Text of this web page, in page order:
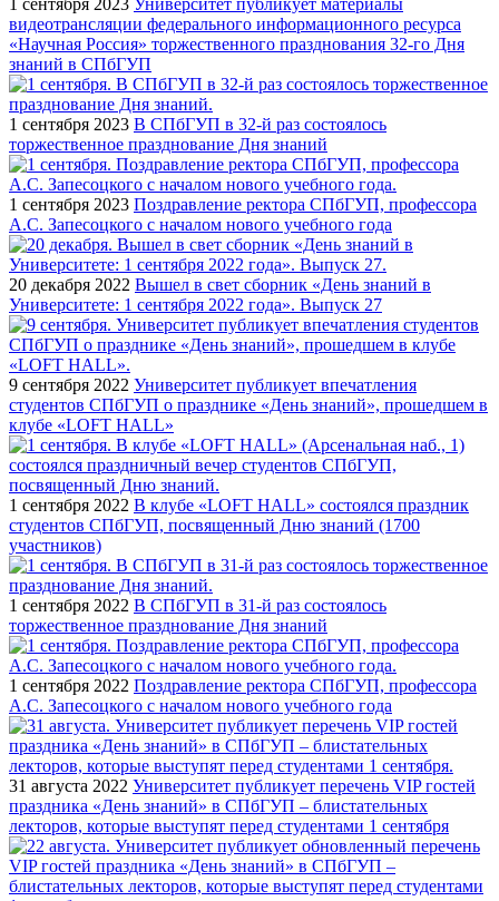
видеотрансляции федерального информационного ресурса
«Научная Россия» торжественного празднования 32-го Дня
знаний в СПбГУП
1 сентября 2023 В СПбГУП в 32-й раз состоялось
торжественное празднование Дня знаний
1 сентября 2023 Поздравление ректора СПбГУП, профессора
А.С. Запесоцкого с началом нового учебного года
20 декабря 2022 Вышел в свет сборник «День знаний в
Университете: 1 сентября 2022 года». Выпуск 27
9 сентября 2022 Университет публикует впечатления
студентов СПбГУП о празднике «День знаний», прошедшем в
клубе «LOFT HALL»
1 сентября 2022 В клубе «LOFT HALL» состоялся праздник
студентов СПбГУП, посвященный Дню знаний (1700
участников)
1 сентября 2022 В СПбГУП в 31-й раз состоялось
торжественное празднование Дня знаний
1 сентября 2022 Поздравление ректора СПбГУП, профессора
А.С. Запесоцкого с началом нового учебного года
31 августа 2022 Университет публикует перечень VIP гостей
праздника «День знаний» в СПбГУП – блистательных
лекторов, которые выступят перед студентами 1 сентября